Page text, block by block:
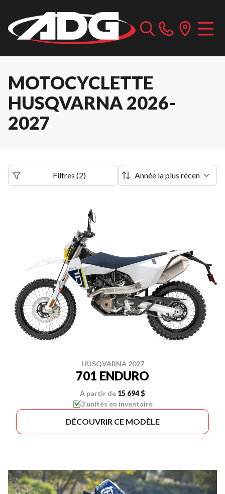
MOTOCYCLETTE
HUSQVARNA 2026-
2027
Filtres (2)
HUSQVARNA 2027
701 ENDURO
À partir de 15 694 $
3 unités en inventaire
DÉCOUVRIR CE MODÈLE